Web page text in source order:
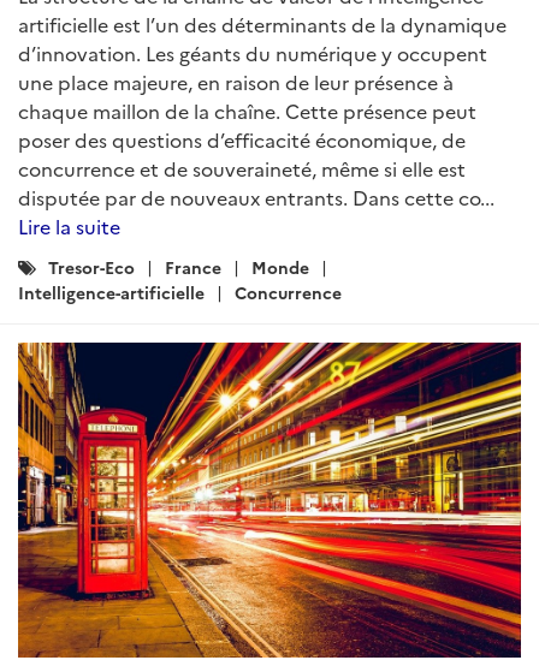
artificielle est l’un des déterminants de la dynamique
d’innovation. Les géants du numérique y occupent
une place majeure, en raison de leur présence à
chaque maillon de la chaîne. Cette présence peut
poser des questions d’efficacité économique, de
concurrence et de souveraineté, même si elle est
disputée par de nouveaux entrants. Dans cette co...
Lire la suite
Catégories
:
Tresor-Eco France
Monde
Intelligence-artificielle
Concurrence